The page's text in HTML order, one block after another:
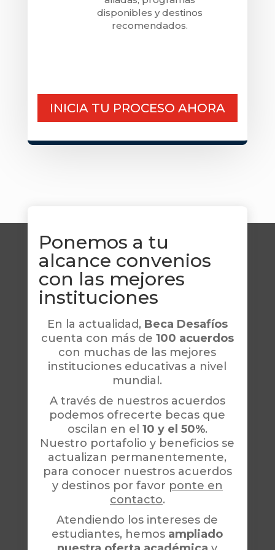
disponibles y destinos
recomendados.
INICIA TU PROCESO AHORA
Ponemos a tu
alcance convenios
con las mejores
instituciones
En la actualidad, Beca Desafíos
cuenta con más de 100 acuerdos
con muchas de las mejores
instituciones educativas a nivel
mundial.
A través de nuestros acuerdos
podemos ofrecerte becas que
oscilan en el 10 y el 50%.
Nuestro portafolio y beneficios se
actualizan permanentemente,
para conocer nuestros acuerdos
y destinos por favor ponte en
contacto.
Atendiendo los intereses de
estudiantes, hemos ampliado